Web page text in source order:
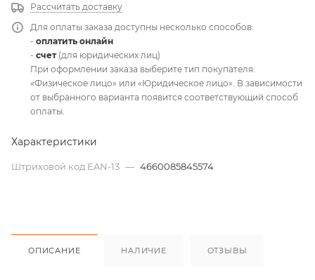
Рассчитать доставку
Для оплаты заказа доступны несколько способов:
- оплатить онлайн
- счет(для юридических лиц)
При оформлении заказа выберите тип покупателя:
«Физическое лицо» или «Юридическое лицо». В зависимости
от выбранного варианта появится соответствующий способ
оплаты.
Характеристики
Штриховой код EAN-13 — 4660085845574
ОПИСАНИЕ НАЛИЧИЕ ОТЗЫВЫ